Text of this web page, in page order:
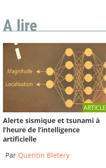
A lire
ARTICLE
Alerte sismique et tsunami à
l’heure de l’intelligence
artificielle
Par Quentin Bletery